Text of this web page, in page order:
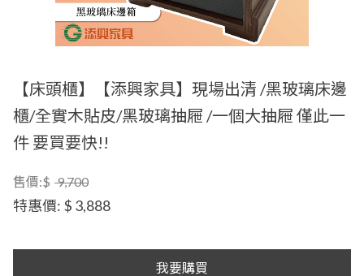
【床頭櫃】【添興家具】現場出清 /黑玻璃床邊
櫃/全實木貼皮/黑玻璃抽屜 /一個大抽屜 僅此一
件 要買要快!!
售價:$ 9,700
特惠價: $ 3,888
我要購買